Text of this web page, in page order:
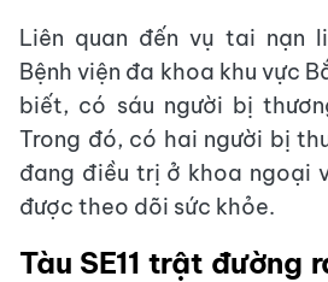
Liên quan đến vụ tai nạn
Bệnh viện đa khoa khu vực
biết, có sáu người bị
Trong đó, có hai người bị
đang điều trị ở khoa ngoại
được theo dõi sức khỏe.
Tàu SE11 trật đường